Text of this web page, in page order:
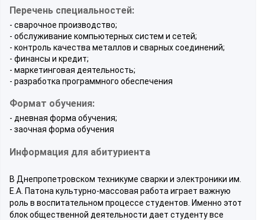
Перечень специальностей:
- сварочное производство;
- обслуживание компьютерных систем и сетей;
- контроль качества металлов и сварных соединений;
- финансы и кредит;
- маркетинговая деятельность;
- разработка программного обеспечения
Формат обучения:
- дневная форма обучения;
- заочная форма обучения
Информация для абитуриента
В Днепропетровском техникуме сварки и электроники им.
Е.А. Патона культурно-массовая работа играет важную
роль в воспитательном процессе студентов. Именно этот
блок общественной деятельности дает студенту все